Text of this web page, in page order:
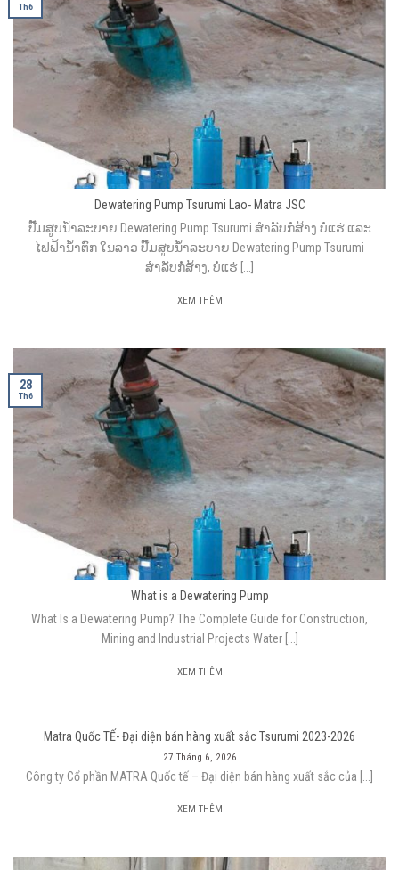
Dewatering Pump Tsurumi Lao- Matra JSC
ປັ໊ມສູບນ້ຳລະບາຍ Dewatering Pump Tsurumi ສຳລັບກໍ່ສ້າງ ບໍ່ແຮ່ ແລະ
ໄຟຟ້ານ້ຳຕົກ ໃນລາວ ປັ໊ມສູບນ້ຳລະບາຍ Dewatering Pump Tsurumi
ສຳລັບກໍ່ສ້າງ, ບໍ່ແຮ່ [...]
XEM THÊM
Th6
What is a Dewatering Pump
What Is a Dewatering Pump? The Complete Guide for Construction,
Mining and Industrial Projects Water [...]
XEM THÊM
28
Th6
Matra Quốc TẾ- Đại diện bán hàng xuất sắc Tsurumi 2023-2026
27 Tháng 6, 2026
Công ty Cổ phần MATRA Quốc tế – Đại diện bán hàng xuất sắc của [...]
XEM THÊM